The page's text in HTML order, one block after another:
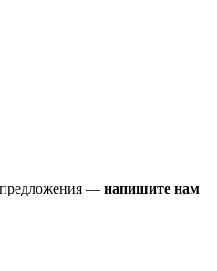
предложения — напишите нам